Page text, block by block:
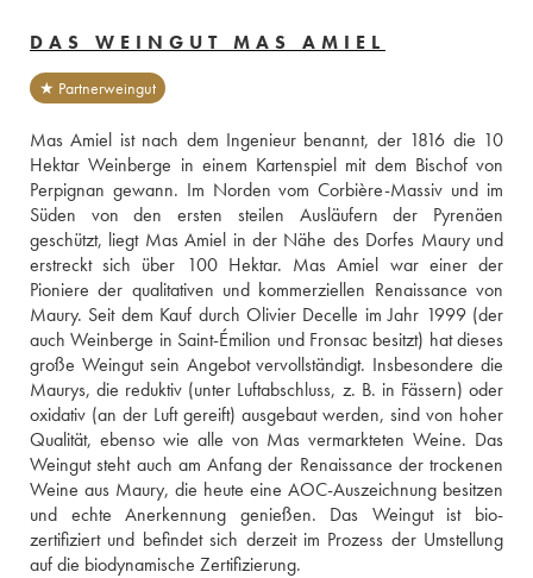
DAS WEINGUT MAS AMIEL
★ Partnerweingut
Mas Amiel ist nach dem Ingenieur benannt, der 1816 die 10
Hektar Weinberge in einem Kartenspiel mit dem Bischof von
Perpignan gewann. Im Norden vom Corbière-Massiv und im
Süden von den ersten steilen Ausläufern der Pyrenäen
geschützt, liegt Mas Amiel in der Nähe des Dorfes Maury und
erstreckt sich über 100 Hektar. Mas Amiel war einer der
Pioniere der qualitativen und kommerziellen Renaissance von
Maury. Seit dem Kauf durch Olivier Decelle im Jahr 1999 (der
auch Weinberge in Saint-Émilion und Fronsac besitzt) hat dieses
große Weingut sein Angebot vervollständigt. Insbesondere die
Maurys, die reduktiv (unter Luftabschluss, z. B. in Fässern) oder
oxidativ (an der Luft gereift) ausgebaut werden, sind von hoher
Qualität, ebenso wie alle von Mas vermarkteten Weine. Das
Weingut steht auch am Anfang der Renaissance der trockenen
Weine aus Maury, die heute eine AOC-Auszeichnung besitzen
und echte Anerkennung genießen. Das Weingut ist bio-
zertifiziert und befindet sich derzeit im Prozess der Umstellung
auf die biodynamische Zertifizierung.